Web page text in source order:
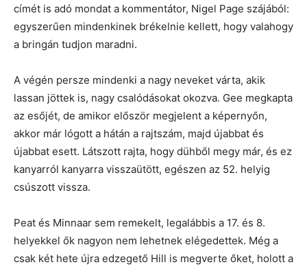
címét is adó mondat a kommentátor, Nigel Page szájából:
egyszerűen mindenkinek brékelnie kellett, hogy valahogy
a bringán tudjon maradni.
A végén persze mindenki a nagy neveket várta, akik
lassan jöttek is, nagy csalódásokat okozva. Gee megkapta
az esőjét, de amikor először megjelent a képernyőn,
akkor már lógott a hátán a rajtszám, majd újabbat és
újabbat esett. Látszott rajta, hogy dühből megy már, és ez
kanyarról kanyarra visszaütött, egészen az 52. helyig
csúszott vissza.
Peat és Minnaar sem remekelt, legalábbis a 17. és 8.
helyekkel ők nagyon nem lehetnek elégedettek. Még a
csak két hete újra edzegető Hill is megverte őket, holott a